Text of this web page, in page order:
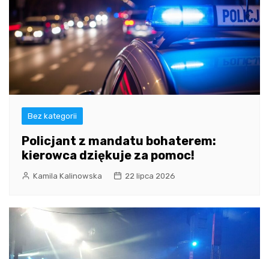
Bez kategorii
Policjant z mandatu bohaterem:
kierowca dziękuje za pomoc!
Kamila Kalinowska 22 lipca 2026